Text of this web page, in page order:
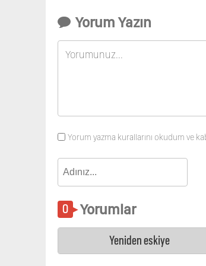
Yorum Yazın
Yorum yazma kurallarını okudum ve
Yorumlar
Yeniden eskiye